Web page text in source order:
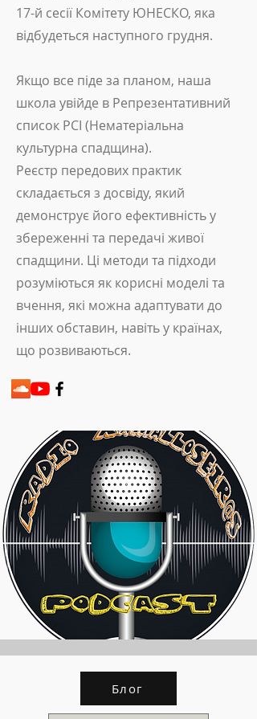
17-й сесії Комітету ЮНЕСКО, яка
відбудеться наступного грудня.
Якщо все піде за планом, наша
школа увійде в Репрезентативний
список PCI (Нематеріальна
культурна спадщина).
Реєстр передових практик
складається з досвіду, який
демонструє його ефективність у
збереженні та передачі живої
спадщини. Ці методи та підходи
розуміються як корисні моделі та
вчення, які можна адаптувати до
інших обставин, навіть у країнах,
що розвиваються.
Блог